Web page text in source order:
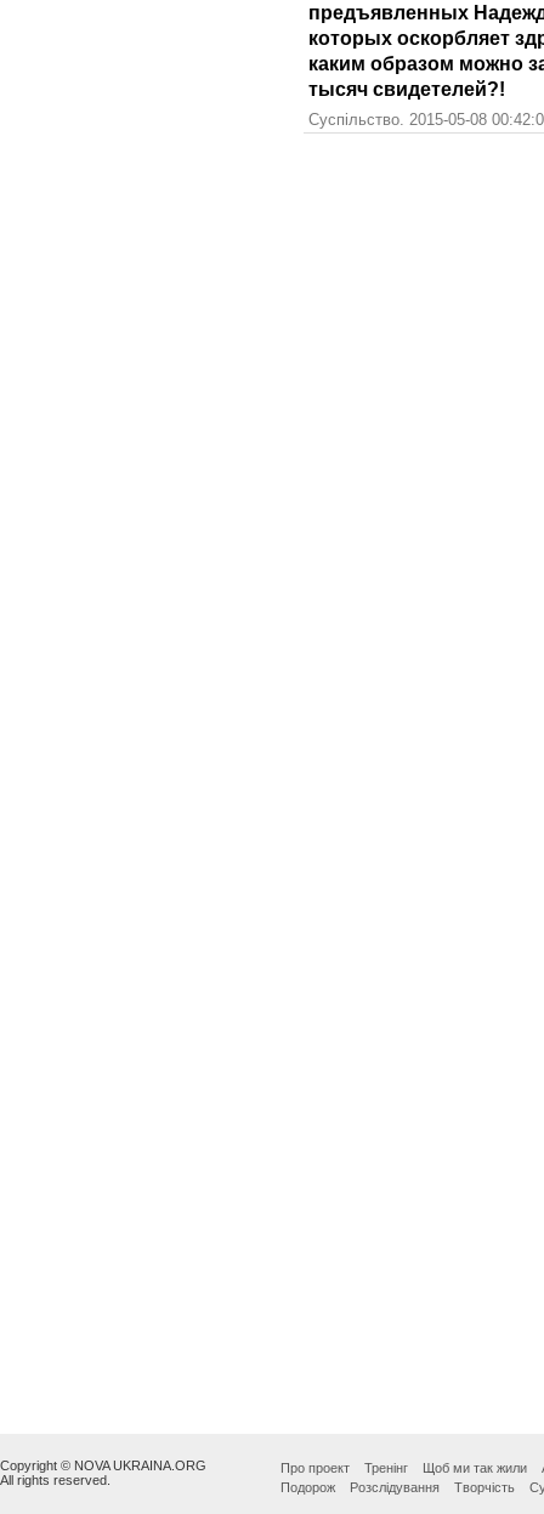
предъявленных
которых оскорбляет
каким образом можно
тысяч свидетелей?!
Суспільство. 2015-05-08
Copyright © NOVA UKRAINA.ORG
All rights reserved.
Про проект Тренінг Щоб ми так жили
Подорож
Розслідування Творчість